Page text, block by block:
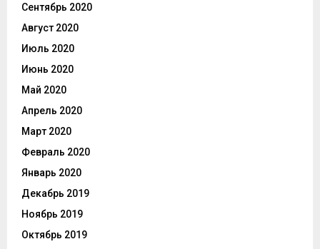
Сентябрь 2020
Август 2020
Июль 2020
Июнь 2020
Май 2020
Апрель 2020
Март 2020
Февраль 2020
Январь 2020
Декабрь 2019
Ноябрь 2019
Октябрь 2019